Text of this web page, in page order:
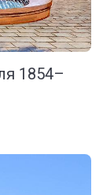
1854–